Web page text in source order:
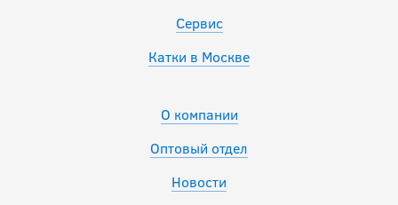
Сервис
Катки в Москве
О компании
Оптовый отдел
Новости